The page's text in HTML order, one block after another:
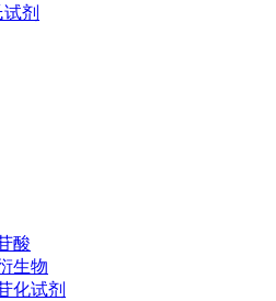
剂
酸
生物
化试剂